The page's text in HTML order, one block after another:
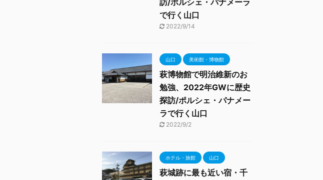
訪/ポルシェ・パナメーラ
で行く山口
2022/9/14
山口 美術館・博物館
萩博物館で明治維新のお
勉強、2022年GWに歴史
探訪/ポルシェ・パナメー
ラで行く山口
2022/9/2
ホテル・旅館 山口
萩城跡に最も近い宿・千